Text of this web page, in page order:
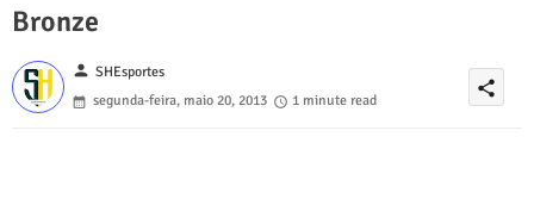
Bronze
person SHEsportes
segunda-feira, maio 20, 2013
1 minute read
share